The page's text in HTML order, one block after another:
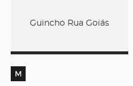
Guincho Rua Goiás
M